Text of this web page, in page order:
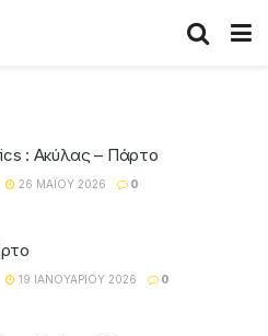
: Ακύλας – Πάρτο
26 ΜΑΪ́ΟΥ 2026 0
19 ΙΑΝΟΥΑΡΊΟΥ 2026 0